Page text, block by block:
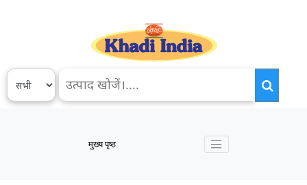
मुख्य पृष्ठ